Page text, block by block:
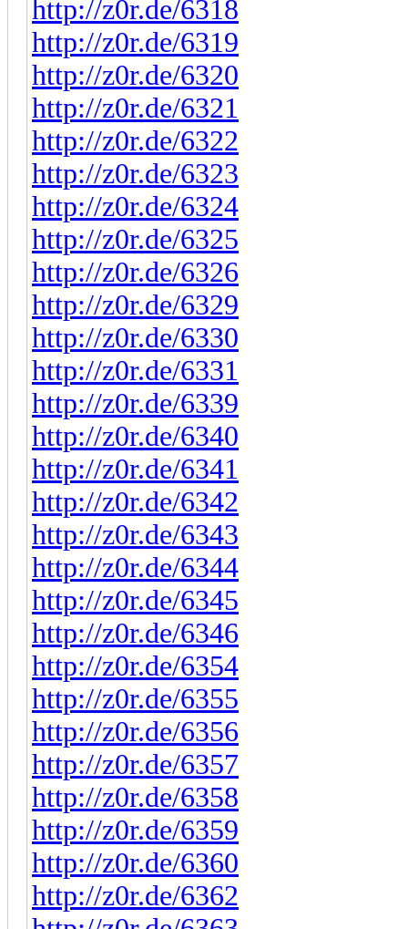
http://z0r.de/6318
http://z0r.de/6319
http://z0r.de/6320
http://z0r.de/6321
http://z0r.de/6322
http://z0r.de/6323
http://z0r.de/6324
http://z0r.de/6325
http://z0r.de/6326
http://z0r.de/6329
http://z0r.de/6330
http://z0r.de/6331
http://z0r.de/6339
http://z0r.de/6340
http://z0r.de/6341
http://z0r.de/6342
http://z0r.de/6343
http://z0r.de/6344
http://z0r.de/6345
http://z0r.de/6346
http://z0r.de/6354
http://z0r.de/6355
http://z0r.de/6356
http://z0r.de/6357
http://z0r.de/6358
http://z0r.de/6359
http://z0r.de/6360
http://z0r.de/6362